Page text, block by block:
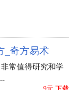
键，而把对
_奇方易术
常值得研究和学